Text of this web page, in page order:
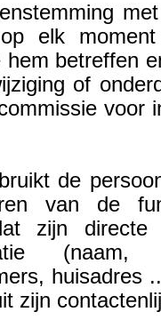
elk moment
hem betreffen
of
voor
de
van de
zijn
huisadres
zijn